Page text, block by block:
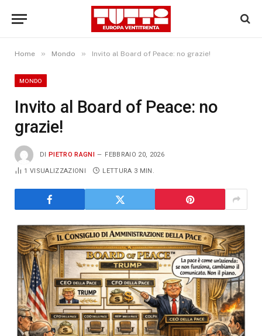
Home » Mondo » Invito al Board of Peace: no grazie!
MONDO
Invito al Board of Peace: no
grazie!
DI PIETRO RAGNI FEBBRAIO 20, 2026
1VISUALIZZAZIONI LETTURA 3 MIN.